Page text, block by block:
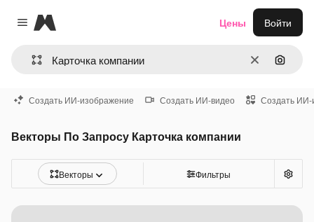
Close menu
Magnific
ОчиститьПоиск
Цены Войти
Создать ИИ-изображение Создать ИИ-видео Создать ИИ-
Векторы По Запросу Карточка компании
Векторы Фильтры